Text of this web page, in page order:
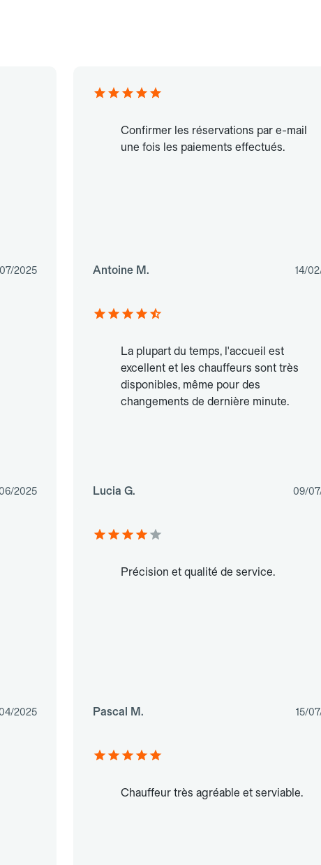
2025
Confirmer les réservations par e-mail
une fois les paiements effectués.
Antoine M. 14/
2025
La plupart du temps, l'accueil est
excellent et les chauffeurs sont très
disponibles, même pour des
changements de dernière minute.
Lucia G. 09/
2025
Précision et qualité de service.
Pascal M. 15/
Chauffeur très agréable et serviable.